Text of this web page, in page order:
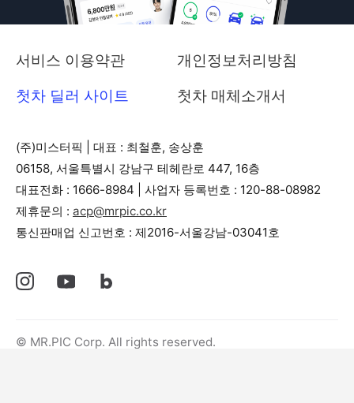
서비스 이용약관
개인정보처리방침
첫차 딜러 사이트
첫차 매체소개서
(주)미스터픽
대표 : 최철훈, 송상훈
06158, 서울특별시 강남구 테헤란로 447, 16층
대표전화 : 1666-8984
사업자 등록번호 : 120-88-08982
제휴문의 : acp@mrpic.co.kr
통신판매업 신고번호 : 제2016-서울강남-03041호
© MR.PIC Corp. All rights reserved.